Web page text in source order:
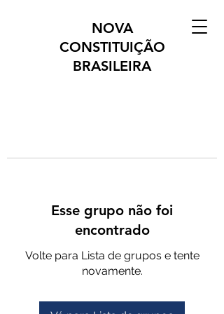
NOVA
CONSTITUIÇÃO
BRASILEIRA
Esse grupo não foi
encontrado
Volte para Lista de grupos e tente
novamente.